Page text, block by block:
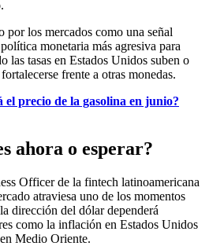
por los mercados como una señal
monetaria más agresiva para
las tasas en Estados Unidos suben o
frente a otras monedas.
el precio de la gasolina en junio?
ahora o esperar?
Officer de la fintech latinoamericana
atraviesa uno de los momentos
dirección del dólar dependerá
como la inflación en Estados Unidos
Medio Oriente.